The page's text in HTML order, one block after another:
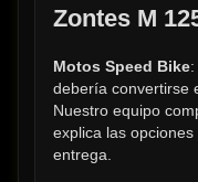
Zontes M
Motos Speed Bike
debería convertirse
Nuestro equipo
explica las
entrega.